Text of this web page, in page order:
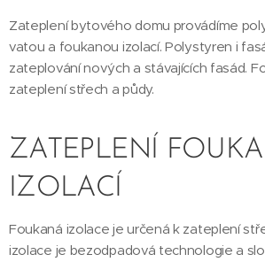
Zateplení bytového domu provádíme
vatou a foukanou izolací. Polystyren i
zateplování nových a stávajících fasád.
zateplení střech a půdy.
ZATEPLENÍ
IZOLACÍ
Foukaná izolace je určená k zateplení
izolace je bezodpadová technologie a